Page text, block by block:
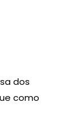
dos
como